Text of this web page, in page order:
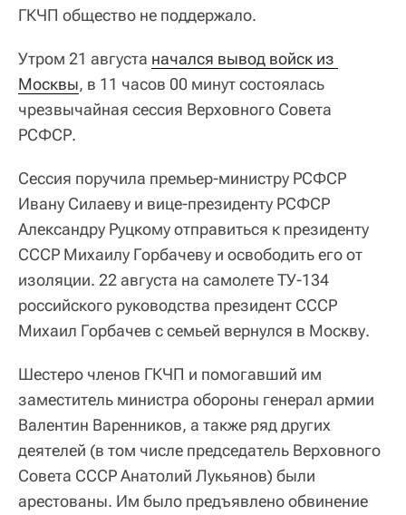
ГКЧП общество не поддержало.
Утром 21 августа начался вывод войск из
Москвы, в 11 часов 00 минут состоялась
чрезвычайная сессия Верховного Совета
РСФСР.
Сессия поручила премьер-министру РСФСР
Ивану Силаеву и вице-президенту РСФСР
Александру Руцкому отправиться к президенту
СССР Михаилу Горбачеву и освободить его от
изоляции. 22 августа на самолете ТУ-134
российского руководства президент СССР
Михаил Горбачев с семьей вернулся в Москву.
Шестеро членов ГКЧП и помогавший им
заместитель министра обороны генерал армии
Валентин Варенников, а также ряд других
деятелей (в том числе председатель Верховного
Совета СССР Анатолий Лукьянов) были
арестованы. Им было предъявлено обвинение